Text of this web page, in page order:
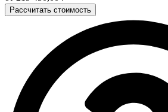
Рассчитать стоимость